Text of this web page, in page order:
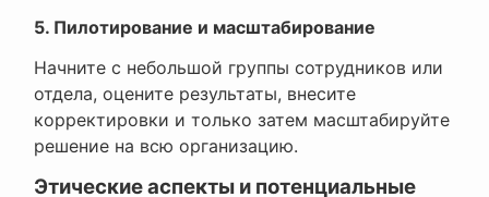
5. Пилотирование и масштабирование
Начните с небольшой группы сотрудников или
отдела, оцените результаты, внесите
корректировки и только затем масштабируйте
решение на всю организацию.
Этические аспекты и потенциальные